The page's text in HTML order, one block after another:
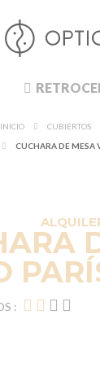
CUBIERTOS
: